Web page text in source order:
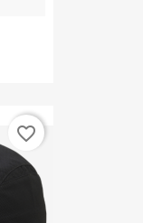
favorite_border